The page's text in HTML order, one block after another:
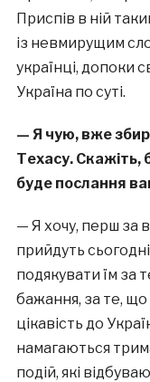
Приспів в ній
із невмирущим
українці, допоки
Україна по суті.
— Я чую, вже
Техасу. Скажіть,
буде послання
— Я хочу, перш за
прийдуть
подякувати їм за
бажання, за те,
цікавість до
намагаються
подій, які